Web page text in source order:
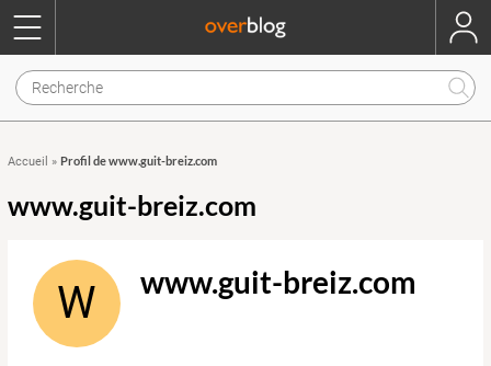
Accueil » Profil de www.guit-breiz.com
www.guit-breiz.com
W www.guit-breiz.com